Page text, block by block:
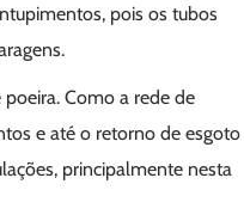
pois os tubos
Como a rede de
e até o retorno de esgoto
principalmente nesta